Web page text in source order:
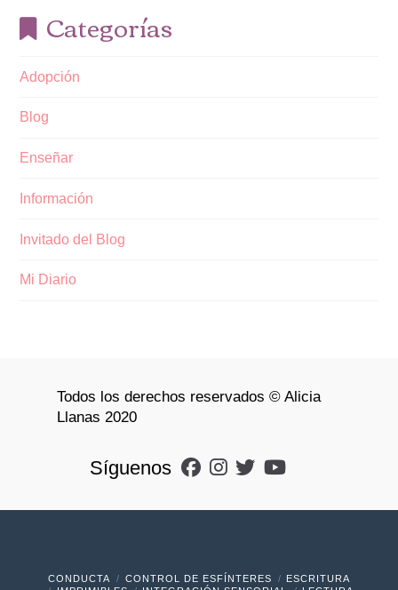
Categorías
Adopción
Blog
Enseñar
Información
Invitado del Blog
Mi Diario
Todos los derechos reservados © Alicia
Llanas 2020
Síguenos
CONDUCTA CONTROL DE ESFÍNTERES
ESCRITURA